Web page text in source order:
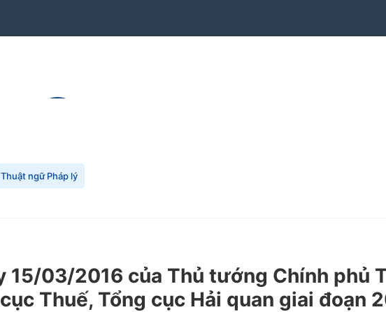
Thuật ngữ Pháp lý
03/2016 của Thủ tướng Chính phủ
Thuế, Tổng cục Hải quan giai đoạn